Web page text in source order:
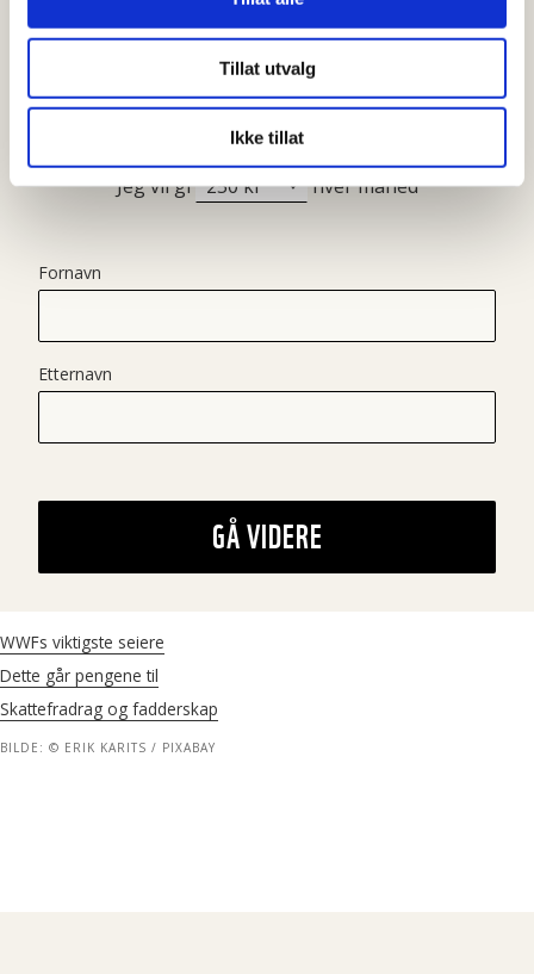
Tillat utvalg
Ikke tillat
JEG VIL BLI
Støtt arbeidet for en intakt og levende natur
Jeg vil gi hver måned
Fornavn
Etternavn
GÅ VIDERE
WWFs viktigste seiere
Dette går pengene til
Skattefradrag og fadderskap
BILDE: © ERIK KARITS / PIXABAY